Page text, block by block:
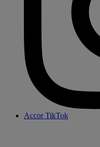
Accor TikTok